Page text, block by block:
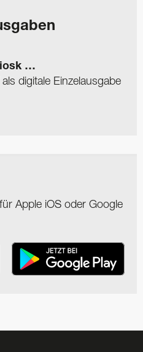
…
digitale Einzelausgabe
Apple iOS oder Google